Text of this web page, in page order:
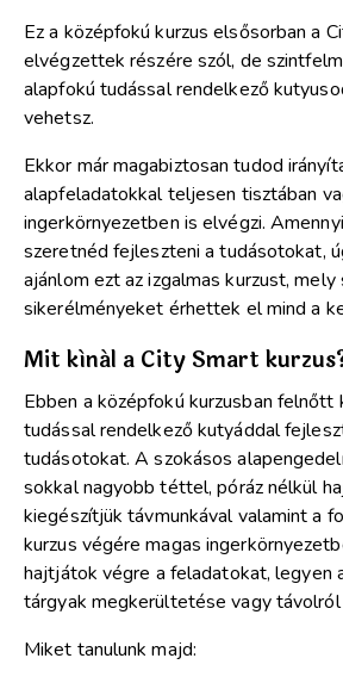
Ez a középfokú kurzus elsősorban a
elvégzettek részére szól, de
alapfokú tudással rendelkező
vehetsz.
Ekkor már magabiztosan tudod
alapfeladatokkal teljesen tisztában
ingerkörnyezetben is elvégzi.
szeretnéd fejleszteni a tudásotokat,
ajánlom ezt az izgalmas kurzust, mely
sikerélményeket érhettek el mind a
Mit kínál a City Smart
Ebben a középfokú kurzusban felnőtt
tudással rendelkező kutyáddal
tudásotokat. A szokásos
sokkal nagyobb téttel, póráz nélkül
kiegészítjük távmunkával valamint a
kurzus végére magas
hajtjátok végre a feladatokat, legyen
tárgyak megkerültetése vagy
Miket tanulunk majd: